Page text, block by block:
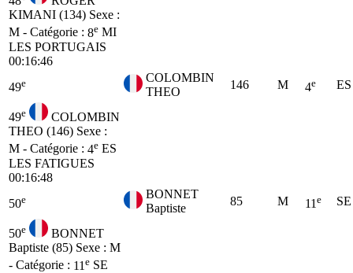
KIMANI (134) Sexe :
M - Catégorie : 8e MI
LES PORTUGAIS
00:16:46
49e
COLOMBIN
THEO
146 M 4e ES
49e
COLOMBIN
THEO (146) Sexe :
M - Catégorie : 4e ES
LES FATIGUES
00:16:48
50e
BONNET
Baptiste
85 M 11 e SE
50e
BONNET
Baptiste (85) Sexe : M
- Catégorie : 11 e SE